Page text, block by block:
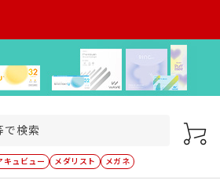
キュビュー メダリスト メガネ